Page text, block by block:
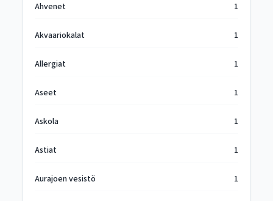
Ahvenet 1
Akvaariokalat 1
Allergiat 1
Aseet 1
Askola 1
Astiat 1
Aurajoen vesistö 1